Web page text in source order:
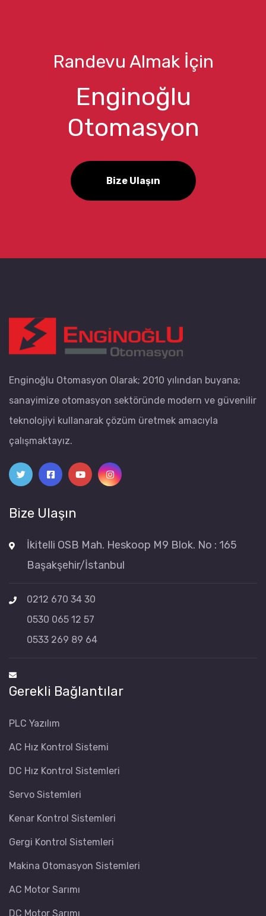
Randevu Almak İçin
Enginoğlu
Otomasyon
Bize Ulaşın
Enginoğlu Otomasyon Olarak; 2010 yılından buyana;
sanayimize otomasyon sektöründe modern ve güvenilir
teknolojiyi kullanarak çözüm üretmek amacıyla
çalışmaktayız.
Bize Ulaşın
İkitelli OSB Mah. Heskoop M9 Blok. No : 165
Başakşehir/İstanbul
0212 670 34 30
0530 065 12 57
0533 269 89 64
Gerekli Bağlantılar
PLC Yazılım
AC Hız Kontrol Sistemi
DC Hız Kontrol Sistemleri
Servo Sistemleri
Kenar Kontrol Sistemleri
Gergi Kontrol Sistemleri
Makina Otomasyon Sistemleri
AC Motor Sarımı
DC Motor Sarımı